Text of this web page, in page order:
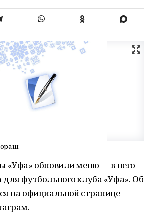
«Уфа» обновили меню — в него
футбольного клуба «Уфа». Об
на официальной странице